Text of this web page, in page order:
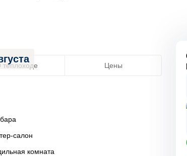
теплоходе Цены
салон
комната